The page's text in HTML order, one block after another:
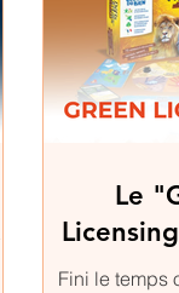
Le
le
Fini le temps